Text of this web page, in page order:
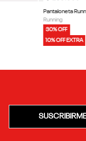
Pantaloneta
Running
30% OFF
10% OFF EXTRA
SUSCRIBIRME